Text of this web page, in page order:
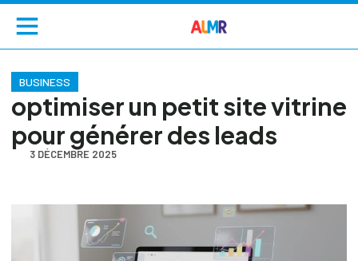
BUSINESS
optimiser un petit site vitrine
pour générer des leads
3 DÉCEMBRE 2025